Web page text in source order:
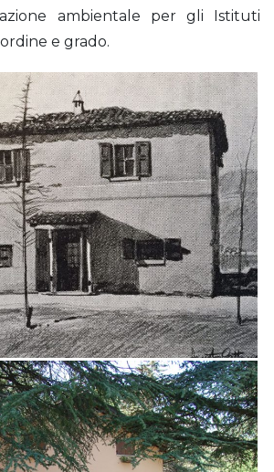
ambientale per gli Istituti
e grado.